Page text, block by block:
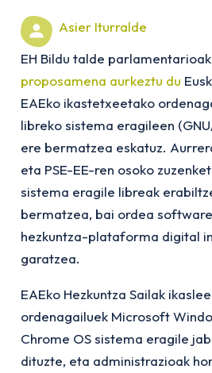
Asier Iturralde
EH Bildu talde parlamentarioak
proposamena aurkeztu du
EAEko ikastetxeetako
libreko sistema eragileen
ere bermatzea eskatuz.
eta PSE-EE-ren osoko
sistema eragile libreak
bermatzea, bai ordea
hezkuntza-plataforma digital
garatzea.
EAEko Hezkuntza Sailak
ordenagailuek Microsoft
Chrome OS sistema eragile
dituzte, eta administrazioak